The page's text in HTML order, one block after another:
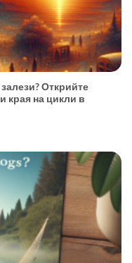
Открийте
края на цикли в